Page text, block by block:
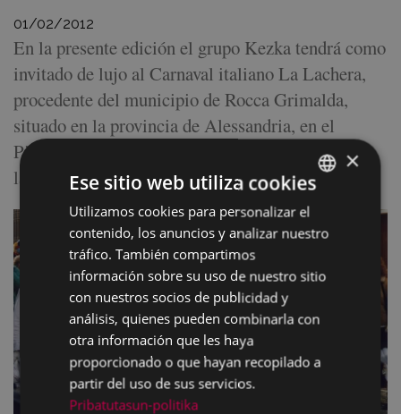
01/02/2012
En la presente edición el grupo Kezka tendrá como
invitado de lujo al Carnaval italiano La Lachera,
procedente del municipio de Rocca Grimalda,
situado en la provincia de Alessandria, en el
Piamonte. Por otra parte, se puede consultar toda
la oferta cultural del mes online.
BASQUE
SPANISH
×
Ese sitio web utiliza cookies
Utilizamos cookies para personalizar el
contenido, los anuncios y analizar nuestro
tráfico. También compartimos
información sobre su uso de nuestro sitio
con nuestros socios de publicidad y
análisis, quienes pueden combinarla con
otra información que les haya
proporcionado o que hayan recopilado a
partir del uso de sus servicios.
Pribatutasun-politika